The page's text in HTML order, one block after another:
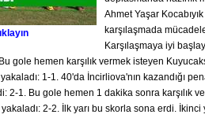
Ahmet Yaşar
karşılaşmada
Karşılaşmaya iyi
gole hemen karşılık vermek isteyen
1-1. 40'da İncirliova'nın kazandığı
2-1. Bu gole hemen 1 dakika sonra karşılık
2-2. İlk yarı bu skorla sona erdi. İkinci